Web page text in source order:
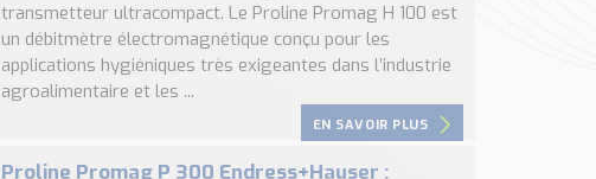
transmetteur ultracompact. Le Proline Promag H 100 est
un débitmètre électromagnétique conçu pour les
applications hygiéniques très exigeantes dans l’industrie
agroalimentaire et les ...
EN SAVOIR PLUS
Proline Promag P 300 Endress+Hauser :